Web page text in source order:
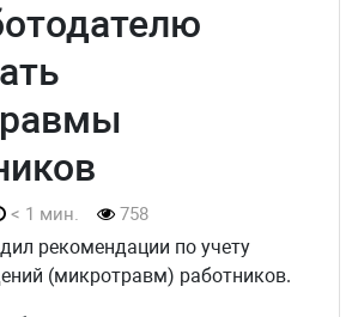
< 1 мин. 758
рекомендации по учету
(микротравм) работников.